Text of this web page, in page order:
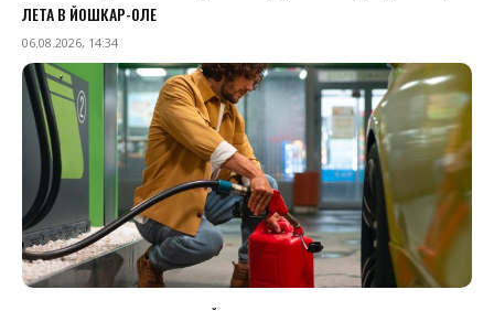
ЛЕТА В ЙОШКАР-ОЛЕ
06.08.2026, 14:34